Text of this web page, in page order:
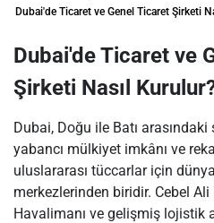
Dubai'de Ticaret ve Genel Ticaret Şirketi
Dubai'de Ticaret ve
Şirketi Nasıl
Dubai, Doğu ile Batı
yabancı mülkiyet imkânı ve
uluslararası tüccarlar için
merkezlerinden biridir. Cebel Ali
Havalimanı ve gelişmiş lojistik